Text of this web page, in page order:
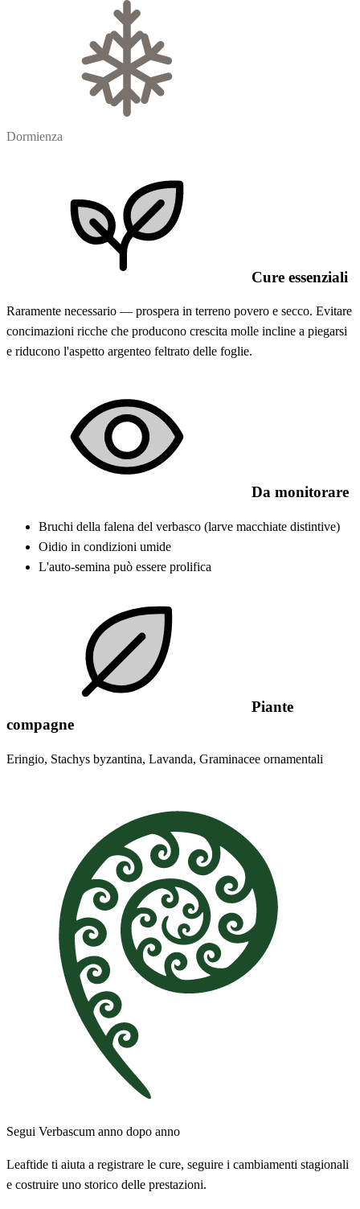
Dormienza
Cure essenziali
Raramente necessario — prospera in terreno povero e secco. Evitare
concimazioni ricche che producono crescita molle incline a piegarsi
e riducono l'aspetto argenteo feltrato delle foglie.
Da monitorare
Bruchi della falena del verbasco (larve macchiate distintive)
Oidio in condizioni umide
L'auto-semina può essere prolifica
Piante
compagne
Eringio, Stachys byzantina, Lavanda, Graminacee ornamentali
Segui Verbascum anno dopo anno
Leaftide ti aiuta a registrare le cure, seguire i cambiamenti stagionali
e costruire uno storico delle prestazioni.